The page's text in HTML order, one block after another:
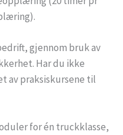
gjennom bruk av
Har du ikke
av praksiskursene til
for én truckklasse,